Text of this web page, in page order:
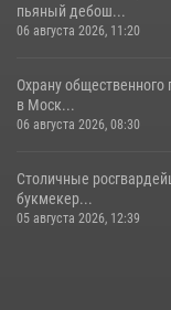
пьяный дебош...
06 августа 2026, 11:20
Охрану
в Моск...
06 августа 2026, 08:30
Столичные
букмекер...
05 августа 2026, 12:39